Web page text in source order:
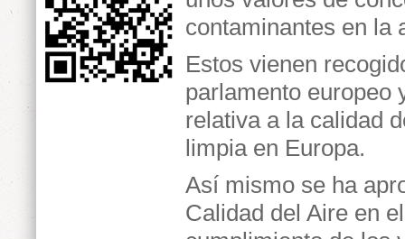
contaminantes en la
Estos vienen
parlamento europeo
relativa a la calidad
limpia en Europa.
Así mismo se ha
Calidad del Aire en